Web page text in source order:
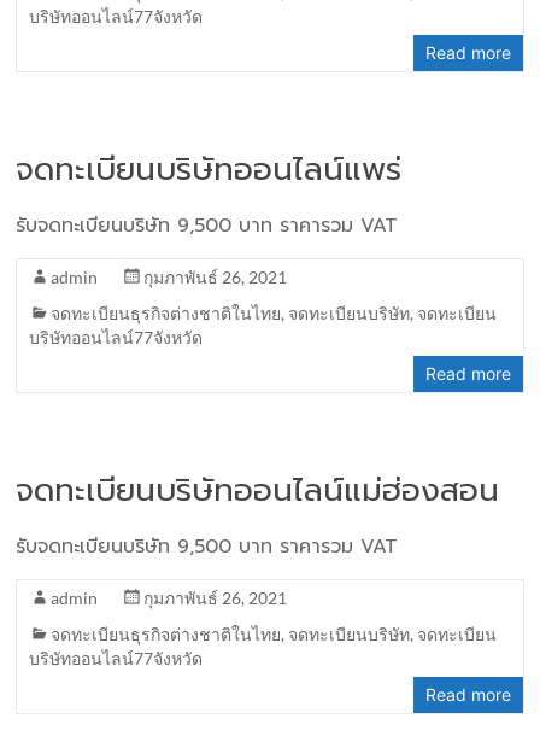
บริษัทออนไลน์77จังหวัด
Read more
จดทะเบียนบริษัทออนไลน์แพร่
รับจดทะเบียนบริษัท 9,500 บาท ราคารวม VAT
admin
กุมภาพันธ์ 26, 2021
จดทะเบียนธุรกิจต่างชาติในไทย, จดทะเบียนบริษัท, จดทะเบียน
บริษัทออนไลน์77จังหวัด
Read more
จดทะเบียนบริษัทออนไลน์แม่ฮ่องสอน
รับจดทะเบียนบริษัท 9,500 บาท ราคารวม VAT
admin
กุมภาพันธ์ 26, 2021
จดทะเบียนธุรกิจต่างชาติในไทย, จดทะเบียนบริษัท, จดทะเบียน
บริษัทออนไลน์77จังหวัด
Read more